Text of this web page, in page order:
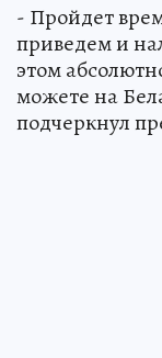
- Пройдет
приведем и
этом
можете на
подчеркнул